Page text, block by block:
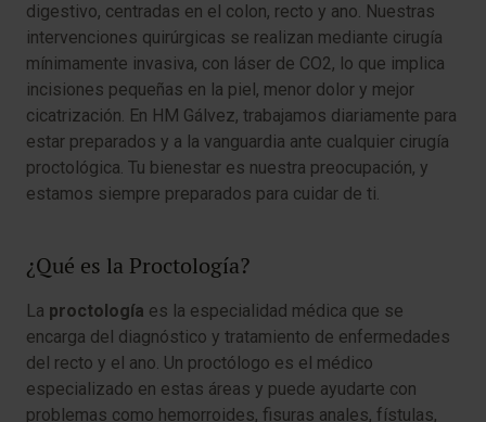
digestivo, centradas en el colon, recto y ano. Nuestras
intervenciones quirúrgicas se realizan mediante cirugía
mínimamente invasiva, con láser de CO2, lo que implica
incisiones pequeñas en la piel, menor dolor y mejor
cicatrización. En HM Gálvez, trabajamos diariamente para
estar preparados y a la vanguardia ante cualquier cirugía
proctológica. Tu bienestar es nuestra preocupación, y
estamos siempre preparados para cuidar de ti.
¿Qué es la Proctología?
La proctología es la especialidad médica que se
encarga del diagnóstico y tratamiento de enfermedades
del recto y el ano. Un proctólogo es el médico
especializado en estas áreas y puede ayudarte con
problemas como hemorroides, fisuras anales, fístulas,